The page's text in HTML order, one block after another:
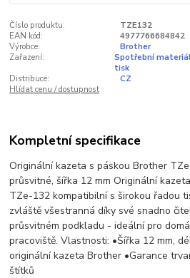
Číslo produktu:
TZE132
EAN kód:
4977766684842
Výrobce:
Brother
Zařazení:
Spotřební
tisk
Distribuce:
CZ
Hlídat cenu / dostupnost
Kompletní specifikace
Originální kazeta s páskou Brother
průsvitné, šířka 12 mm Originální
TZe-132 kompatibilní s širokou řadou
zvláště všestranná díky své snadno
průsvitném podkladu - ideální pro
pracoviště. Vlastnosti: •Šířka 12 mm,
originální kazeta Brother •Garance
štítků